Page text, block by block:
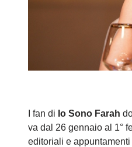
I fan di Io Sono Farah
va dal 26 gennaio al 1°
editoriali e